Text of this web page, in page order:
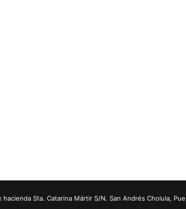
Sta. Catarina Mártir S/N. San Andrés Cholula,